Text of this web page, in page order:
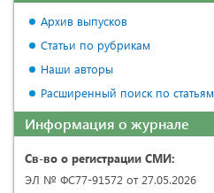
Архив выпусков
Статьи по рубрикам
Наши авторы
Расширенный поиск по статьям
Информация о журнале
Св-во о регистрации СМИ:
ЭЛ № ФС77-91572 от 27.05.2026